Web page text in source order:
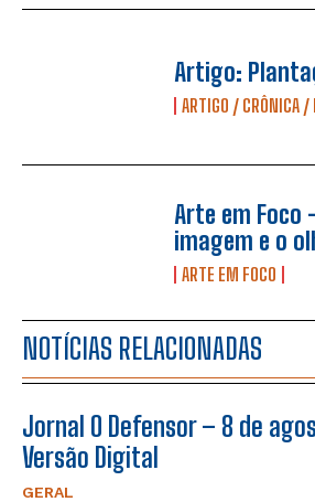
Artigo:
ARTIGO / CRÔNICA /
Arte em Foco
imagem e o
ARTE EM FOCO
NOTÍCIAS RELACIONADAS
Jornal O Defensor – 8 de
Versão Digital
GERAL